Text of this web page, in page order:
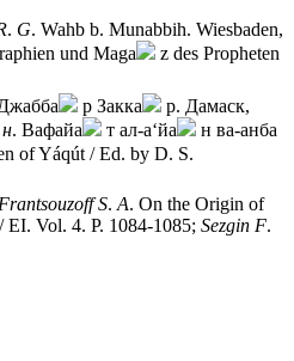
. G. Wahb b. Munabbih. Wiesbaden,
und Maga
z des Propheten
р Закка
р. Дамаск,
н. Вафайа т ал-а‘йа
н ва-анба
of Yáqút / Ed. by D. S.
Frantsouzoff S. A. On the Origin of
Vol. 4. P. 1084-1085; Sezgin F.